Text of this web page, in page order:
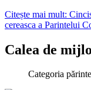
Citește mai mult:
cereasca a Parintelui
Calea de
Categoria